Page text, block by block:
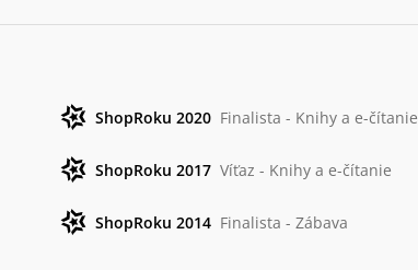
ShopRoku 2020 Finalista - Knihy a e-čítanie
ShopRoku 2017 Víťaz - Knihy a e-čítanie
ShopRoku 2014 Finalista - Zábava